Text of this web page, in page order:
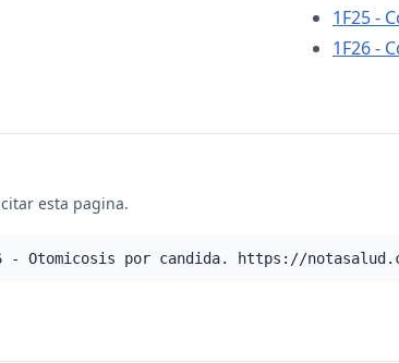
1F25 -
1F26 -
esta pagina.
- Otomicosis por candida. https://